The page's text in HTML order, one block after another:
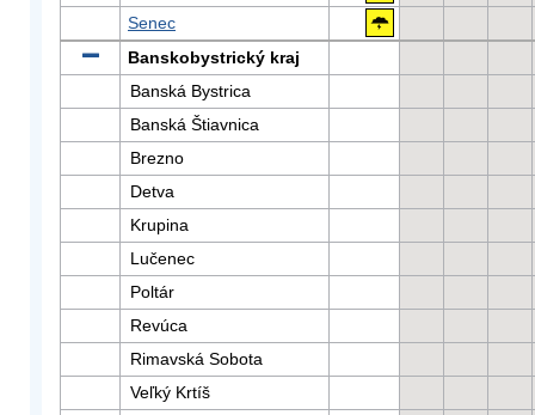
Senec
Banskobystrický kraj
Banská Bystrica
Banská Štiavnica
Brezno
Detva
Krupina
Lučenec
Poltár
Revúca
Rimavská Sobota
Veľký Krtíš